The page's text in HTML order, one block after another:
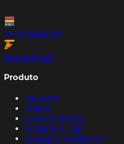
TrimSheetFast™
TextureFast™
Produto
Recursos
Preços
Como Funciona
Comece a Criar
Roubar um Material↗